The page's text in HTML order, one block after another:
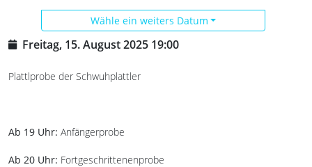
Wähle ein weiters Datum
Freitag, 15. August 2025 19:00
Plattlprobe der Schwuhplattler
Ab 19 Uhr: Anfängerprobe
Ab 20 Uhr: Fortgeschrittenenprobe